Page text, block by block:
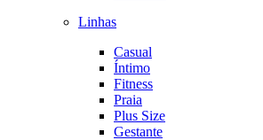
Linhas
Casual
Íntimo
Fitness
Praia
Plus Size
Gestante